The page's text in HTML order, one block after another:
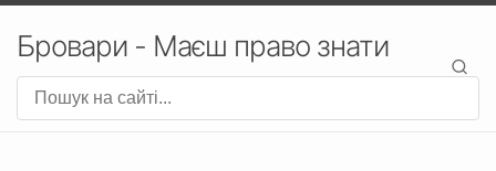
Бровари - Маєш право знати